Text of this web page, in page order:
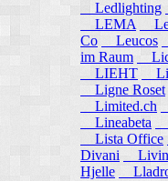
Ledlighting
LEMA
Co
Leucos
im Raum
LIEHT
Ligne Roset
Limited.ch
Lineabeta
Lista Office
Divani
Hjelle